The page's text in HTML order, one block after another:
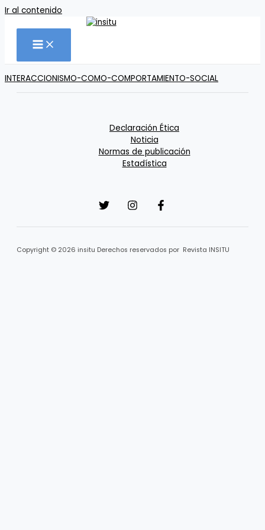
Ir al contenido
INTERACCIONISMO-COMO-COMPORTAMIENTO-SOCIAL
Declaración Ética
Noticia
Normas de publicación
Estadística
Copyright © 2026 insitu Derechos reservados por Revista INSITU